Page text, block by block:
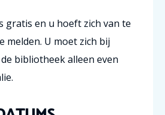
gratis en u hoeft zich van te
melden. U moet zich bij
bibliotheek alleen even